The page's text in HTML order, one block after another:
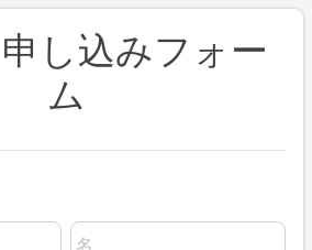
し込みフォー
ム
名前の名